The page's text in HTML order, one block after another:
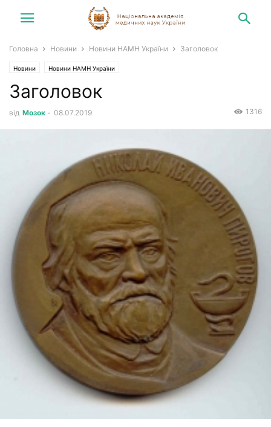
Головна Новини Новини НАМН України Заголовок
Новини Новини НАМН України
Заголовок
від Мозок - 08.07.2019 1316